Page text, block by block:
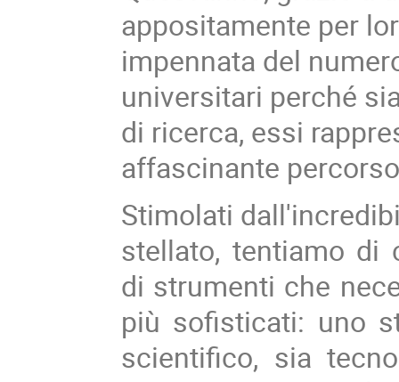
appositamente per
impennata del
universitari perché
di ricerca, essi
affascinante
Stimolati
stellato, tentiamo di
di strumenti che
più sofisticati: uno
scientifico, sia